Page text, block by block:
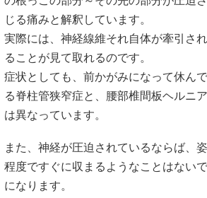
じる痛みと解釈しています。
実際には、神経線維それ自体が牽引さ
ることが見て取れるのです。
症状としても、前かがみになって休ん
る脊柱管狭窄症と、腰部椎間板ヘルニ
は異なっています。
また、神経が圧迫されているならば、
程度ですぐに収まるようなことはない
になります。